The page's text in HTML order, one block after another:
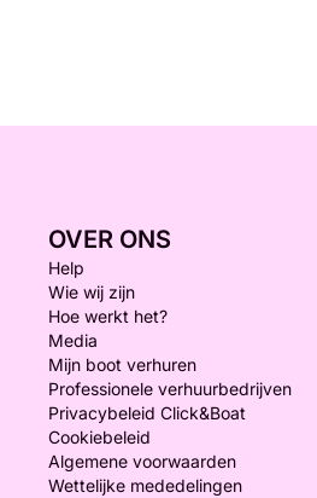
OVER ONS
Help
Wie wij zijn
Hoe werkt het?
Media
Mijn boot verhuren
Professionele verhuurbedrijven
Privacybeleid Click&Boat
Cookiebeleid
Algemene voorwaarden
Wettelijke mededelingen